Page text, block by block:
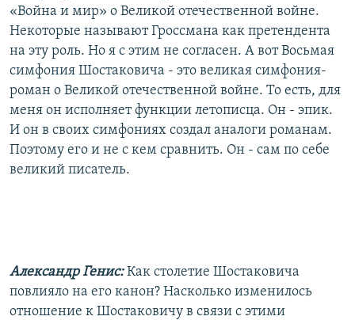
«Война и мир» о Великой отечественной войне.
Некоторые называют Гроссмана как претендента
на эту роль. Но я с этим не согласен. А вот Восьмая
симфония Шостаковича - это великая симфония-
роман о Великой отечественной войне. То есть, для
меня он исполняет функции летописца. Он - эпик.
И он в своих симфониях создал аналоги романам.
Поэтому его и не с кем сравнить. Он - сам по себе
великий писатель.
Александр Генис:Как столетие Шостаковича
повлияло на его канон? Насколько изменилось
отношение к Шостаковичу в связи с этими